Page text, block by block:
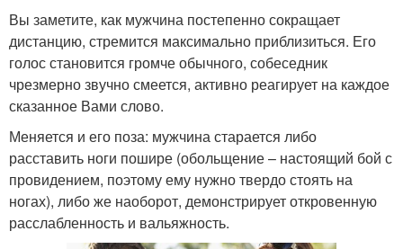
Вы заметите, как мужчина постепенно сокращает
дистанцию, стремится максимально приблизиться. Его
голос становится громче обычного, собеседник
чрезмерно звучно смеется, активно реагирует на каждое
сказанное Вами слово.
Меняется и его поза: мужчина старается либо
расставить ноги пошире (обольщение – настоящий бой с
провидением, поэтому ему нужно твердо стоять на
ногах), либо же наоборот, демонстрирует откровенную
расслабленность и вальяжность.